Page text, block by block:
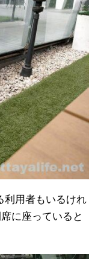
利用者もいるけれ
に座っていると